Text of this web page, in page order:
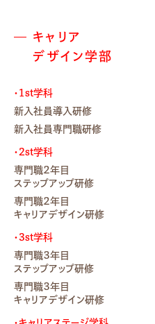
キャリア
デザイン学部
・1st学科
新入社員導入研修
新入社員専門職研修
・2st学科
専門職２年目
ステップアップ研修
専門職２年目
キャリアデザイン研修
・3st学科
専門職３年目
ステップアップ研修
専門職３年目
キャリアデザイン研修